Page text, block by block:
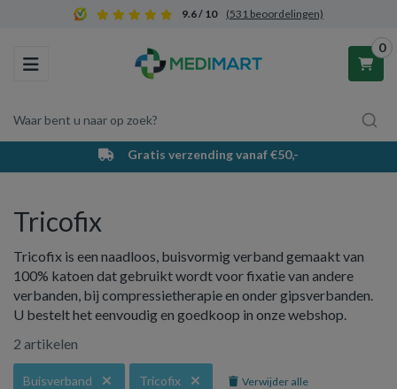
9.6 / 10 (531 beoordelingen)
Toggle navigation
Waar bent u naar op zoek?
0
Winkelwagen
Vul hem met producten.
Gratis verzending vanaf €50,-
Tricofix
Tricofix is een naadloos, buisvormig verband gemaakt van
100% katoen dat gebruikt wordt voor fixatie van andere
verbanden, bij compressietherapie en onder gipsverbanden.
U bestelt het eenvoudig en goedkoop in onze webshop.
2 artikelen
Buisverband Tricofix Verwijder alle